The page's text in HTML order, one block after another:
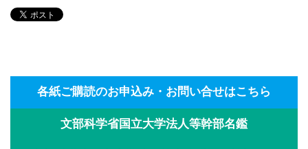
各紙ご購読のお申込み・お問い合せはこちら
文部科学省国立大学法人等幹部名鑑